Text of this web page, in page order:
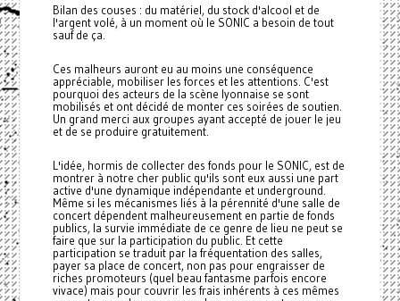
Bilan des couses : du matériel, du stock d'alcool et de
l'argent volé, à un moment où le SONIC a besoin de tout
sauf de ça.
Ces malheurs auront eu au moins une conséquence
appréciable, mobiliser les forces et les attentions. C'est
pourquoi des acteurs de la scène lyonnaise se sont
mobilisés et ont décidé de monter ces soirées de soutien.
Un grand merci aux groupes ayant accepté de jouer le jeu
et de se produire gratuitement.
L'idée, hormis de collecter des fonds pour le SONIC, est de
montrer à notre cher public qu'ils sont eux aussi une part
active d'une dynamique indépendante et underground.
Même si les mécanismes liés à la pérennité d'une salle de
concert dépendent malheureusement en partie de fonds
publics, la survie immédiate de ce genre de lieu ne peut se
faire que sur la participation du public. Et cette
participation se traduit par la fréquentation des salles,
payer sa place de concert, non pas pour engraisser de
riches promoteurs (quel beau fantasme parfois encore
vivace) mais pour couvrir les frais inhérents à ces mêmes